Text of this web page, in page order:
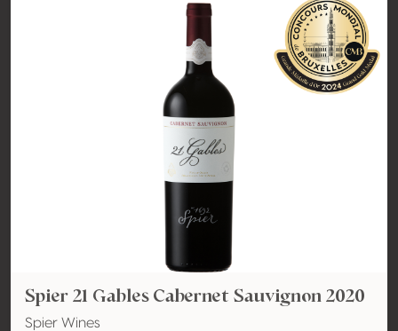
Spier 21 Gables Cabernet Sauvignon 2020
Spier Wines